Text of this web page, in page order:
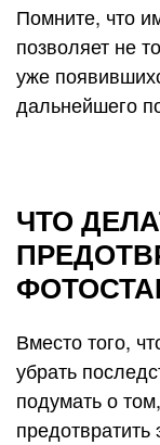
Помните, что
позволяет не
уже
дальнейшего
ЧТО
Вместо того,
убрать
подумать о
предотвратить